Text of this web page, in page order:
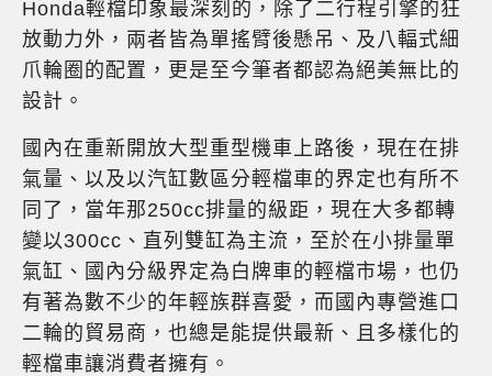
Honda輕檔印象最深刻的，除了二行程引擎的狂
放動力外，兩者皆為單搖臂後懸吊、及八輻式細
爪輪圈的配置，更是至今筆者都認為絕美無比的
設計。
國內在重新開放大型重型機車上路後，現在在排
氣量、以及以汽缸數區分輕檔車的界定也有所不
同了，當年那250cc排量的級距，現在大多都轉
變以300cc、直列雙缸為主流，至於在小排量單
氣缸、國內分級界定為白牌車的輕檔市場，也仍
有著為數不少的年輕族群喜愛，而國內專營進口
二輪的貿易商，也總是能提供最新、且多樣化的
輕檔車讓消費者擁有。